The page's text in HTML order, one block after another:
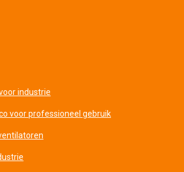
industrie
voor professioneel gebruik